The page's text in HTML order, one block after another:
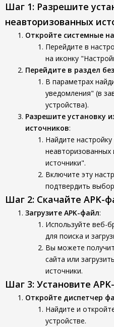
Шаг 1: Разрешите
неавторизованных
Откройте системные
Перейдите в
на иконку
Перейдите в раздел
В параметрах
уведомления" (в
устройства).
Разрешите установку
источников:
Найдите
неавторизованных
источники".
Включите эту
подтвердить
Шаг 2: Скачайте APK-
Загрузите APK-файл:
Используйте веб-
для поиска и
Вы можете
сайта или
источники.
Шаг 3: Установите
Откройте диспетчер
Найдите и
устройстве.